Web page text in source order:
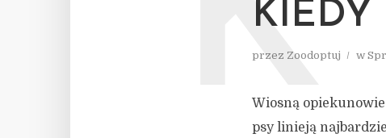
KIEDY
przez Zoodoptuj w
Wiosną
psy linieją